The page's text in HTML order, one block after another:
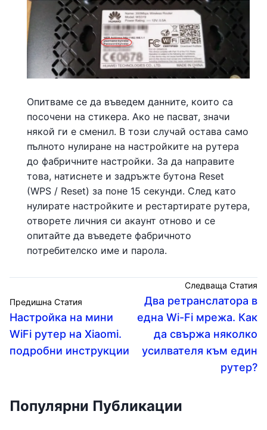
Опитваме се да въведем данните, които са
посочени на стикера. Ако не пасват, значи
някой ги е сменил. В този случай остава само
пълното нулиране на настройките на рутера
до фабричните настройки. За да направите
това, натиснете и задръжте бутона Reset
(WPS / Reset) за поне 15 секунди. След като
нулирате настройките и рестартирате рутера,
отворете личния си акаунт отново и се
опитайте да въведете фабричното
потребителско име и парола.
Предишна Статия
Настройка на мини
WiFi рутер на Xiaomi.
подробни инструкции
Следваща Статия
Два ретранслатора в
една Wi-Fi мрежа. Как
да свържа няколко
усилвателя към един
рутер?
Популярни Публикации